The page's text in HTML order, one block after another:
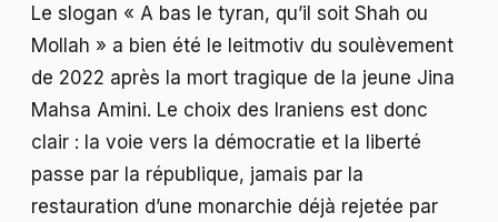
Le slogan « A bas le tyran, qu’il soit Shah ou
Mollah » a bien été le leitmotiv du soulèvement
de 2022 après la mort tragique de la jeune Jina
Mahsa Amini. Le choix des Iraniens est donc
clair : la voie vers la démocratie et la liberté
passe par la république, jamais par la
restauration d’une monarchie déjà rejetée par